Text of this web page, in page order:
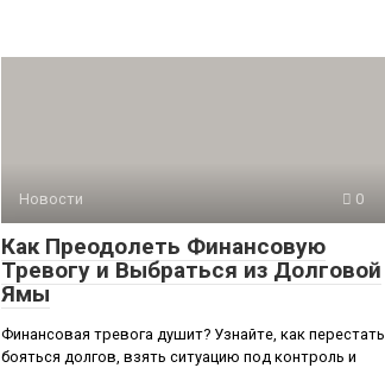
Новости 0
Как Преодолеть Финансовую
Тревогу и Выбраться из Долговой
Ямы
Финансовая тревога душит? Узнайте, как перестать
бояться долгов, взять ситуацию под контроль и